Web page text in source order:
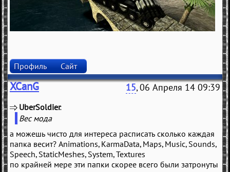
Профиль Сайт
XCanG 15, 06 Апреля 14 09:39
UberSoldier
Вес мода
а можешь чисто для интереса расписать сколько каждая
папка весит? Animations, KarmaData, Maps, Music, Sounds,
Speech, StaticMeshes, System, Textures
по крайней мере эти папки скорее всего были затронуты